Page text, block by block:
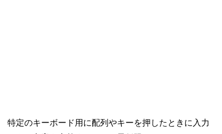
特定のキーボード用に配列やキーを押したときに入力